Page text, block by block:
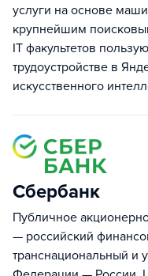
услуги на основе
крупнейшим
IT факультетов
трудоустройстве в
искусственного
Сбербанк
Публичное
— российский
транснациональный и